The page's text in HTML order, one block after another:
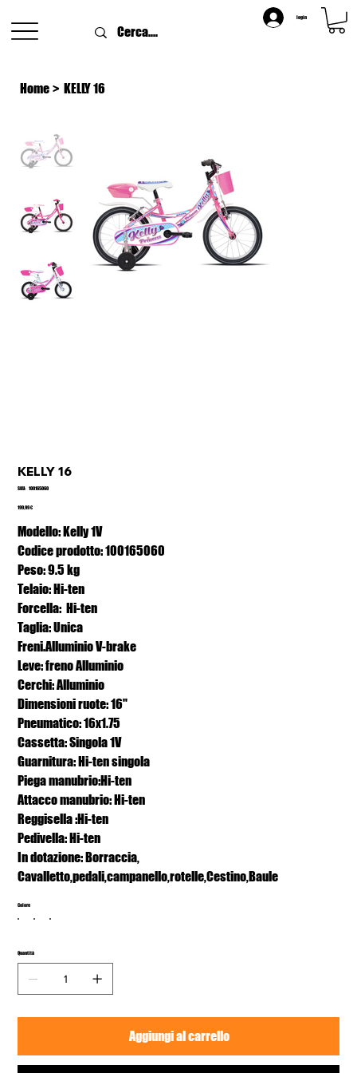
login
Home > KELLY 16
KELLY 16
SKU: SKU
100165060
Prezzo
199,99 €
Modello: Kelly 1V
Codice prodotto: 100165060
Peso: 9.5 kg
Telaio: Hi-ten
Forcella: Hi-ten
Taglia: Unica
Freni.Alluminio V-brake
Leve: freno Alluminio
Cerchi: Alluminio
Dimensioni ruote: 16"
Pneumatico: 16x1.75
Cassetta: Singola 1V
Guarnitura: Hi-ten singola
Piega manubrio:Hi-ten
Attacco manubrio: Hi-ten
Reggisella :Hi-ten
Pedivella: Hi-ten
In dotazione: Borraccia,
Cavalletto,pedali,campanello,rotelle,Cestino,Baule
Colore
Quantità
Aggiungi al carrello